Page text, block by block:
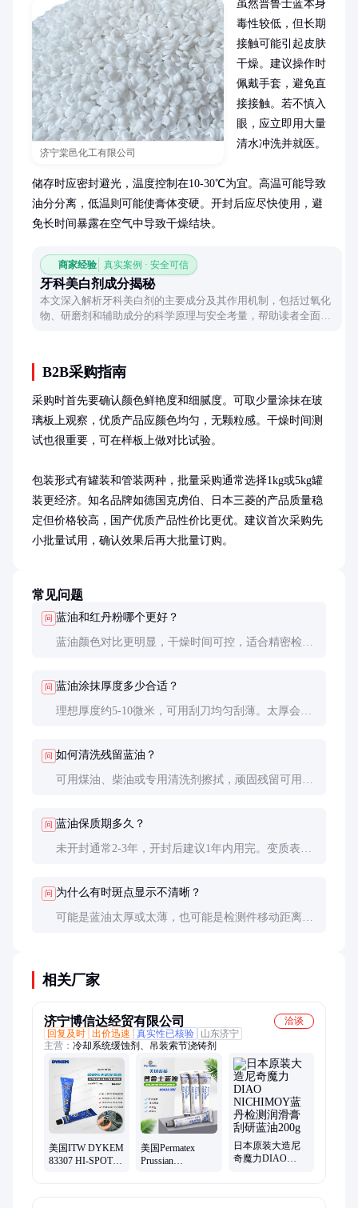
济宁棠邑化工有限公司
虽然普鲁士蓝本身
毒性较低，但长期
接触可能引起皮肤
干燥。建议操作时
佩戴手套，避免直
接接触。若不慎入
眼，应立即用大量
清水冲洗并就医。
储存时应密封避光，温度控制在10-30℃为宜。高温可能导致
油分分离，低温则可能使膏体变硬。开封后应尽快使用，避
免长时间暴露在空气中导致干燥结块。
商家经验 真实案例 · 安全可信
牙科美白剂成分揭秘
本文深入解析牙科美白剂的主要成分及其作用机制，包括过氧化
物、研磨剂和辅助成分的科学原理与安全考量，帮助读者全面了
B2B采购指南
采购时首先要确认颜色鲜艳度和细腻度。可取少量涂抹在玻
璃板上观察，优质产品应颜色均匀，无颗粒感。干燥时间测
试也很重要，可在样板上做对比试验。
包装形式有罐装和管装两种，批量采购通常选择1kg或5kg罐
装更经济。知名品牌如德国克虏伯、日本三菱的产品质量稳
定但价格较高，国产优质产品性价比更优。建议首次采购先
小批量试用，确认效果后再大批量订购。
常见问题
问 蓝油和红丹粉哪个更好？
蓝油颜色对比更明显，干燥时间可控，适合精密检
问 蓝油涂抹厚度多少合适？
理想厚度约5-10微米，可用刮刀均匀刮薄。太厚会失
问 如何清洗残留蓝油？
可用煤油、柴油或专用清洗剂擦拭，顽固残留可用酒
问 蓝油保质期多久？
未开封通常2-3年，开封后建议1年内用完。变质表现
问 为什么有时斑点显示不清晰？
可能是蓝油太厚或太薄，也可能是检测件移动距离不
相关厂家
济宁博信达经贸有限公司
洽谈
回复及时 出价迅速 真实性已核验
山东济宁
主营： 冷却系统缓蚀剂、吊装索节浇铸剂
美国ITW DYKEM
83307 HI-SPOT
美国Permatex
Prussian
日本原装大造尼
奇魔力DIAO